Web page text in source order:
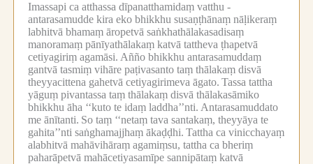
Imassapi ca atthassa dīpanatthamidaṃ vatthu -
antarasamudde kira eko bhikkhu susaṇṭhānaṃ nāḷikeraṃ
labhitvā bhamaṃ āropetvā saṅkhathālakasadisaṃ
manoramaṃ pānīyathālakaṃ katvā tattheva ṭhapetvā
cetiyagiriṃ agamāsi. Añño bhikkhu antarasamuddaṃ
gantvā tasmiṃ vihāre paṭivasanto taṃ thālakaṃ disvā
theyyacittena gahetvā cetiyagirimeva āgato. Tassa tattha
yāguṃ pivantassa taṃ thālakaṃ disvā thālakasāmiko
bhikkhu āha ‘‘kuto te idaṃ laddha’’nti. Antarasamuddato
me ānītanti. So taṃ ‘‘netaṃ tava santakaṃ, theyyāya te
gahita’’nti saṅghamajjhaṃ ākaḍḍhi. Tattha ca vinicchayaṃ
alabhitvā mahāvihāraṃ agamiṃsu, tattha ca bheriṃ
paharāpetvā mahācetiyasamīpe sannipātaṃ katvā